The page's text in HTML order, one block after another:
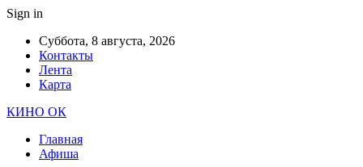
Sign in
Суббота, 8 августа, 2026
Контакты
Лента
Карта
КИНО ОК
Главная
Афиша